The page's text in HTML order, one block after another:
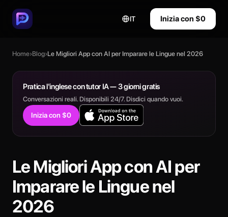
IT Inizia con $0
Home›Blog›Le Migliori App con AI per Imparare le Lingue nel 2026
Pratica l'inglese con tutor IA — 3 giorni gratis
Conversazioni reali. Disponibili 24/7. Disdici quando vuoi.
Inizia con $0
Le Migliori App con AI per
Imparare le Lingue nel
2026